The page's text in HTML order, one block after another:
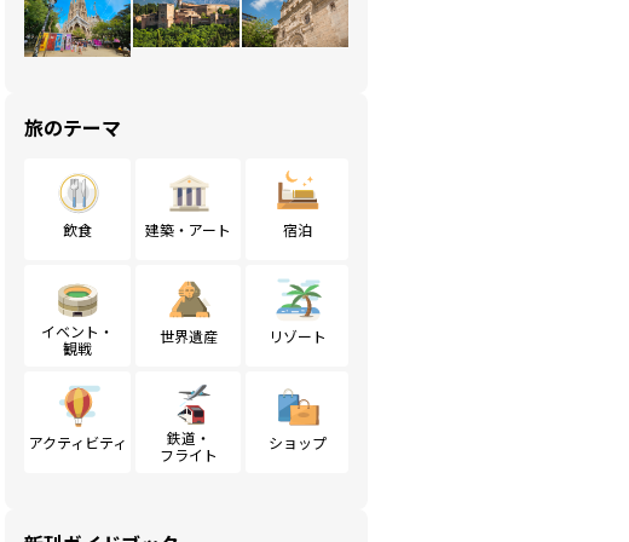
旅のテーマ
飲食 建築・アート 宿泊
イベント・
観戦
世界遺産 リゾート
アクティビティ
鉄道・
フライト
ショップ